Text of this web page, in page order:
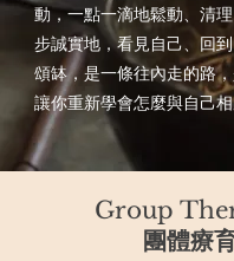
動，一點一滴地鬆動、清
步誠實地，看見自己、回
頌缽，是一條往內走的路，
讓你重新學會怎麼與自己相
Group
團體療